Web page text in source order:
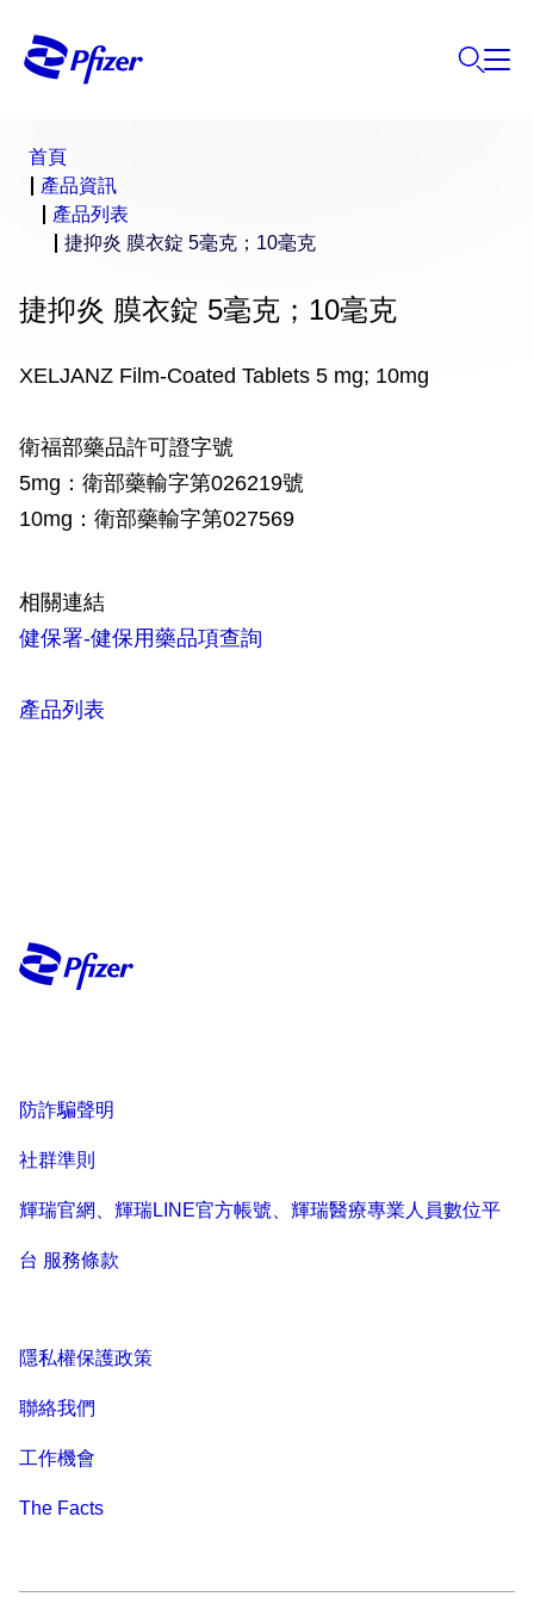
首頁
產品資訊
產品列表
捷抑炎 膜衣錠 5毫克；10毫克
捷抑炎 膜衣錠 5毫克；10毫克
XELJANZ Film-Coated Tablets 5 mg; 10mg
衛福部藥品許可證字號
5mg：衛部藥輸字第026219號
10mg：衛部藥輸字第027569
相關連結
健保署-健保用藥品項查詢
產品列表
防詐騙聲明
社群準則
輝瑞官網、輝瑞LINE官方帳號、輝瑞醫療專業人員數位平
台 服務條款
隱私權保護政策
聯絡我們
工作機會
The Facts